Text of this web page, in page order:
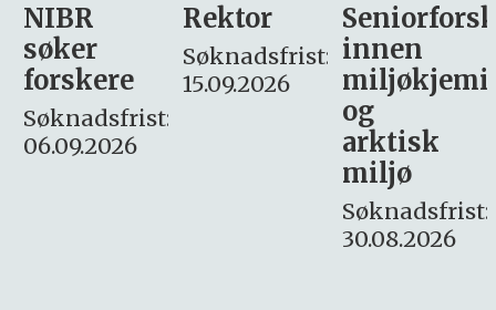
Rektor
Søknadsfrist:
15.09.2026
Seniorforsker
innen
miljøkjemi
søker
– fast
Søknadsfrist:
16. august.